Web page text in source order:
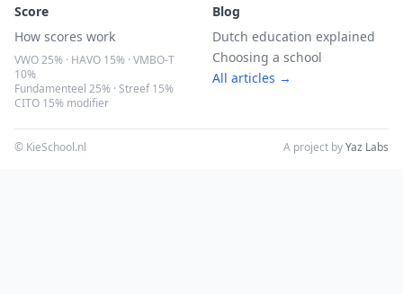
Score
How scores work
VWO 25% · HAVO 15% · VMBO-T
10%
Fundamenteel 25% · Streef 15%
CITO 15% modifier
Blog
Dutch education explained
Choosing a school
All articles →
© KieSchool.nl A project byYaz Labs